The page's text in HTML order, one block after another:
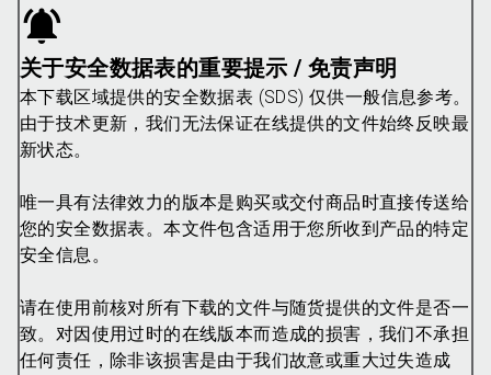
关于安全数据表的重要提示 / 免责声明
本下载区域提供的安全数据表 (SDS) 仅供一般信息参考。
由于技术更新，我们无法保证在线提供的文件始终反映最
新状态。
唯一具有法律效力的版本是购买或交付商品时直接传送给
您的安全数据表。本文件包含适用于您所收到产品的特定
安全信息。
请在使用前核对所有下载的文件与随货提供的文件是否一
致。对因使用过时的在线版本而造成的损害，我们不承担
任何责任，除非该损害是由于我们故意或重大过失造成